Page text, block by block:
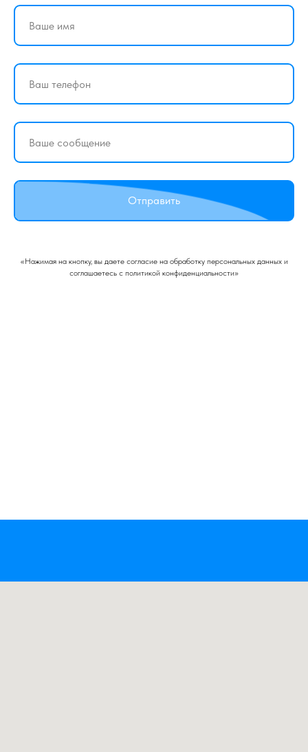
Отправить
«Нажимая на кнопку, вы даете согласие на обработку персональных данных и
соглашаетесь c политикой конфиденциальности»